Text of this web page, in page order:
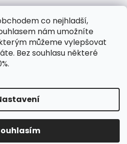
co nejhladší,
nám umožníte
můžeme vylepšovat
Bez souhlasu některé
Klubovna Soutěže
zákazníků
Miniatures. Všechna práva
nastavení cookies